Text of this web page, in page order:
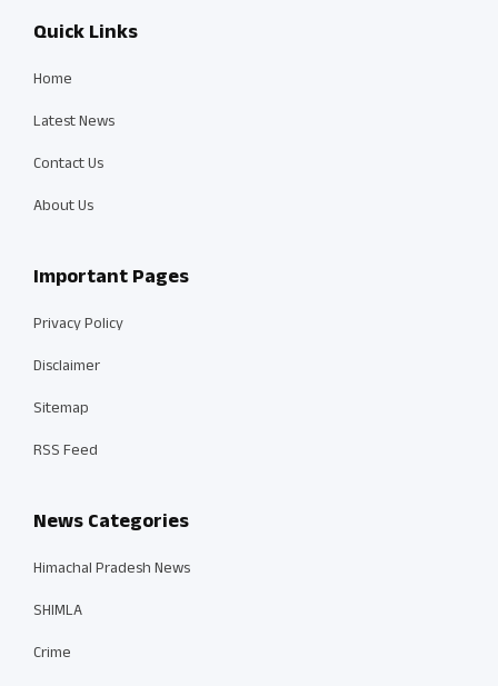
Quick Links
Home
Latest News
Contact Us
About Us
Important Pages
Privacy Policy
Disclaimer
Sitemap
RSS Feed
News Categories
Himachal Pradesh News
SHIMLA
Crime